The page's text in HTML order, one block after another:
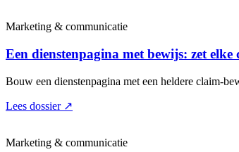
Marketing & communicatie
Een dienstenpagina met bewijs: zet
Bouw een dienstenpagina met een heldere claim-
Lees dossier ↗
Marketing & communicatie